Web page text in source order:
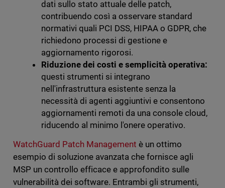
dati sullo stato attuale delle patch,
contribuendo così a osservare standard
normativi quali PCI DSS, HIPAA o GDPR, che
richiedono processi di gestione e
aggiornamento rigorosi.
Riduzione dei costi e semplicità operativa:
questi strumenti si integrano
nell'infrastruttura esistente senza la
necessità di agenti aggiuntivi e consentono
aggiornamenti remoti da una console cloud,
riducendo al minimo l'onere operativo.
WatchGuard Patch Management è un ottimo
esempio di soluzione avanzata che fornisce agli
MSP un controllo efficace e approfondito sulle
vulnerabilità dei software. Entrambi gli strumenti,